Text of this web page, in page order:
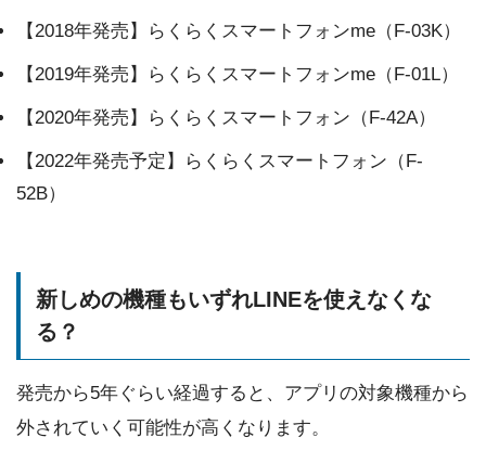
【2018年発売】らくらくスマートフォンme（F-03K）
【2019年発売】らくらくスマートフォンme（F-01L）
【2020年発売】らくらくスマートフォン（F-42A）
【2022年発売予定】らくらくスマートフォン（F-
52B）
新しめの機種もいずれLINEを使えなくな
る？
発売から5年ぐらい経過すると、アプリの対象機種から
外されていく可能性が高くなります。